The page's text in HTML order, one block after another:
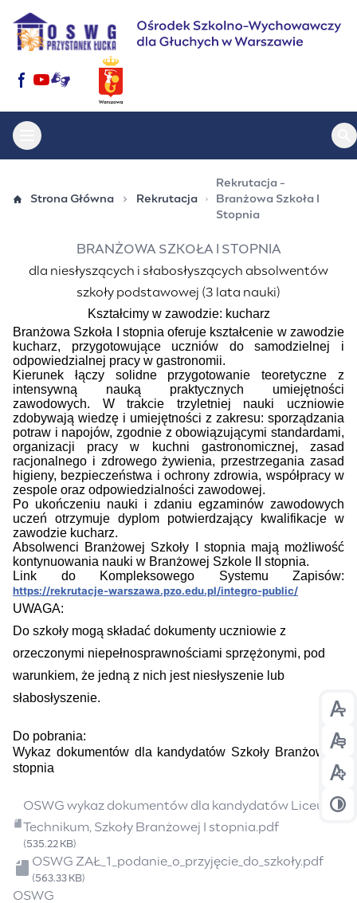
treści
Otwórz menu główne
Strona Główna Rekrutacja
Rekrutacja -
Branżowa Szkoła I
Stopnia
BRANŻOWA SZKOŁA I STOPNIA
dla niesłyszących i słabosłyszących absolwentów
szkoły podstawowej (3 lata nauki)
Kształcimy w zawodzie: kucharz
Branżowa Szkoła I stopnia oferuje kształcenie w zawodzie
kucharz, przygotowujące uczniów do samodzielnej i
odpowiedzialnej pracy w gastronomii.
Kierunek łączy solidne przygotowanie teoretyczne z
intensywną nauką praktycznych umiejętności
zawodowych. W trakcie trzyletniej nauki uczniowie
zdobywają wiedzę i umiejętności z zakresu: sporządzania
potraw i napojów, zgodnie z obowiązującymi standardami,
organizacji pracy w kuchni gastronomicznej, zasad
racjonalnego i zdrowego żywienia, przestrzegania zasad
higieny, bezpieczeństwa i ochrony zdrowia, współpracy w
zespole oraz odpowiedzialności zawodowej.
Po ukończeniu nauki i zdaniu egzaminów zawodowych
uczeń otrzymuje dyplom potwierdzający kwalifikacje w
zawodzie kucharz.
Absolwenci Branżowej Szkoły I stopnia mają możliwość
kontynuowania nauki w Branżowej Szkole II stopnia.
Link do Kompleksowego Systemu Zapisów:
https://rekrutacje-warszawa.pzo.edu.pl/integro-public/
UWAGA:
Do szkoły mogą składać dokumenty uczniowie z
orzeczonymi niepełnosprawnościami sprzężonymi, pod
warunkiem, że jedną z nich jest niesłyszenie lub
słabosłyszenie.
Do pobrania:
Wykaz dokumentów dla kandydatów Szkoły Branżowej I
stopnia
Plik
OSWG wykaz dokumentów dla kandydatów Liceum,
Technikum, Szkoły Branżowej I stopnia.pdf
(535.22 KB)
PlikOSWG ZAŁ_1_podanie_o_przyjęcie_do_szkoły.pdf
(563.33 KB)
Plik
OSWG